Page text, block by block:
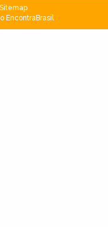
Sitemap
EncontraBrasil